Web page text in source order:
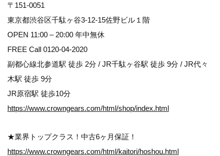
〒151-0051
東京都渋谷区千駄ヶ谷3-12-15佐野ビル１階
OPEN 11:00 – 20:00 年中無休
FREE Call 0120-04-2020
副都心線北参道駅 徒歩 2分 / JR千駄ヶ谷駅 徒歩 9分 / JR代々
木駅 徒歩 9分
JR原宿駅 徒歩10分
https://www.crowngears.com/html/shop/index.html
★業界トップクラス！中古6ヶ月保証！
https://www.crowngears.com/html/kaitori/hoshou.html